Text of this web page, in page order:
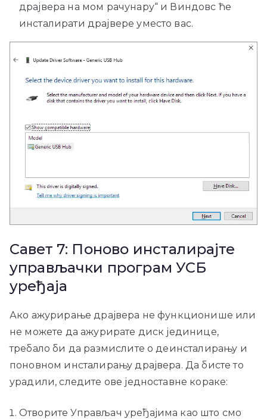
драјвера на мом рачунару“ и Виндовс ће
инсталирати драјвере уместо вас.
Савет 7: Поново инсталирајте
управљачки програм УСБ
уређаја
Ако ажурирање драјвера не функционише или
не можете да ажурирате диск јединице,
требало би да размислите о деинсталирању и
поновном инсталирању драјвера. Да бисте то
урадили, следите ове једноставне кораке:
Отворите Управљач уређајима као што смо